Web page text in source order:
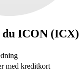
du ICON (ICX)
med kreditkort